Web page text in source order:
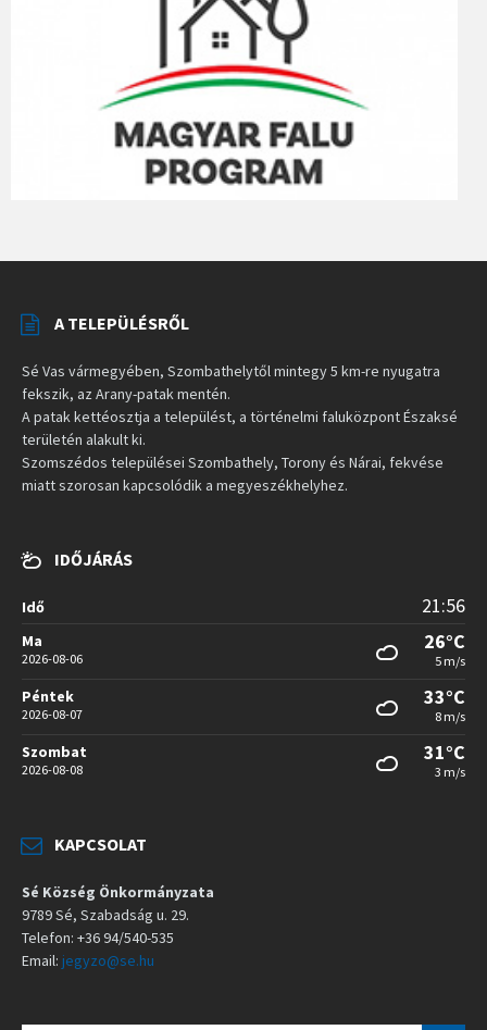
A TELEPÜLÉSRŐL
Sé Vas vármegyében, Szombathelytől mintegy 5 km-re nyugatra
fekszik, az Arany-patak mentén.
A patak kettéosztja a települést, a történelmi faluközpont Északsé
területén alakult ki.
Szomszédos települései Szombathely, Torony és Nárai, fekvése
miatt szorosan kapcsolódik a megyeszékhelyhez.
IDŐJÁRÁS
Idő 21:56
Ma
2026-08-06
26°C
5 m/s
Péntek
2026-08-07
33°C
8 m/s
Szombat
2026-08-08
31°C
3 m/s
KAPCSOLAT
Sé Község Önkormányzata
9789 Sé, Szabadság u. 29.
Telefon: +36 94/540-535
Email: jegyzo@se.hu